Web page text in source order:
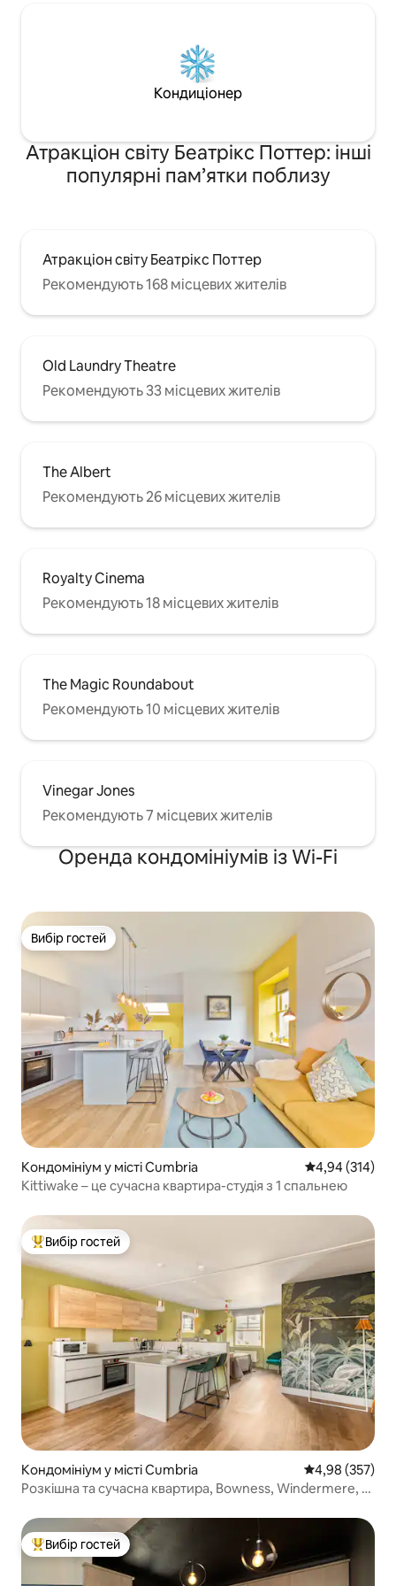
Кондиціонер
Атракціон світу Беатрікс Поттер: інші
популярні пам’ятки поблизу
Атракціон світу Беатрікс Поттер
Рекомендують 168 місцевих жителів
Old Laundry Theatre
Рекомендують 33 місцевих жителів
The Albert
Рекомендують 26 місцевих жителів
Royalty Cinema
Рекомендують 18 місцевих жителів
The Magic Roundabout
Рекомендують 10 місцевих жителів
Vinegar Jones
Рекомендують 7 місцевих жителів
Оренда кондомініумів із Wi-Fi
Вибір гостей
Вибір гостей
Кондомініум у місті Cumbria Середня
4,94 (314)
Kittiwake – це сучасна квартира-студія з 1 спальнею
Топ вибір гостей
Вибір гостей
Кондомініум у місті Cumbria Середня
4,98 (357)
Розкішна та сучасна квартира, Bowness, Windermere, з
Топ вибір гостей
Вибір гостей